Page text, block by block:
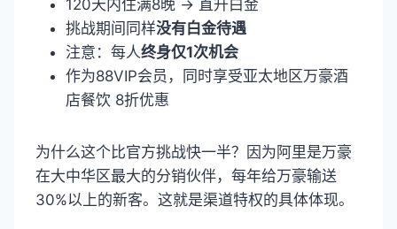
120天内住满8晚 → 直升白金
挑战期间同样没有白金待遇
注意：每人终身仅1次机会
作为88VIP会员，同时享受亚太地区万豪酒
店餐饮 8折优惠
为什么这个比官方挑战快一半？因为阿里是万豪
在大中华区最大的分销伙伴，每年给万豪输送
30%以上的新客。这就是渠道特权的具体体现。